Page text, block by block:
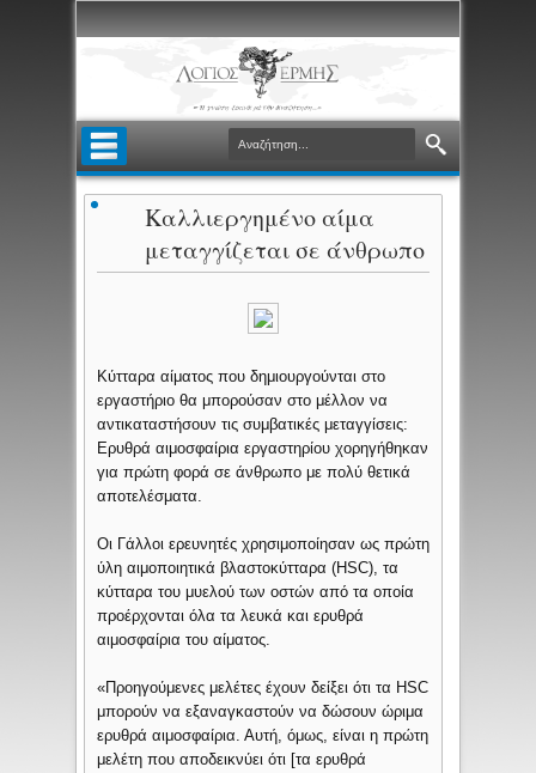
Καλλιεργημένο αίμα
μεταγγίζεται σε άνθρωπο
Κύτταρα αίματος που δημιουργούνται στο
εργαστήριο θα μπορούσαν στο μέλλον να
αντικαταστήσουν τις συμβατικές μεταγγίσεις:
Ερυθρά αιμοσφαίρια εργαστηρίου χορηγήθηκαν
για πρώτη φορά σε άνθρωπο με πολύ θετικά
αποτελέσματα.
Οι Γάλλοι ερευνητές χρησιμοποίησαν ως πρώτη
ύλη αιμοποιητικά βλαστοκύτταρα (HSC), τα
κύτταρα του μυελού των οστών από τα οποία
προέρχονται όλα τα λευκά και ερυθρά
αιμοσφαίρια του αίματος.
«Προηγούμενες μελέτες έχουν δείξει ότι τα HSC
μπορούν να εξαναγκαστούν να δώσουν ώριμα
ερυθρά αιμοσφαίρια. Αυτή, όμως, είναι η πρώτη
μελέτη που αποδεικνύει ότι [τα ερυθρά